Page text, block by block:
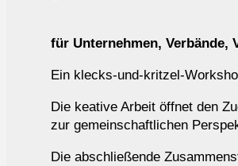
für Unternehmen, Verbände,
Ein klecks-und-kritzel-
Die keative Arbeit öffnet den
zur gemeinschaftlichen
Die abschließende